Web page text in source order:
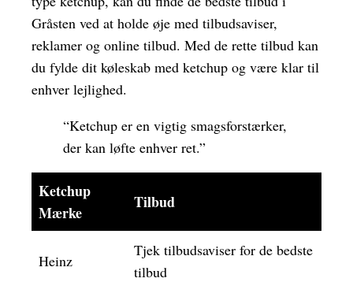
Gråsten ved at holde øje med tilbudsaviser,
reklamer og online tilbud. Med de rette tilbud kan
du fylde dit køleskab med ketchup og være klar til
enhver lejlighed.
“Ketchup er en vigtig smagsforstærker,
der kan løfte enhver ret.”
Ketchup
Mærke
Tilbud
Heinz
Tjek tilbudsaviser for de bedste
tilbud